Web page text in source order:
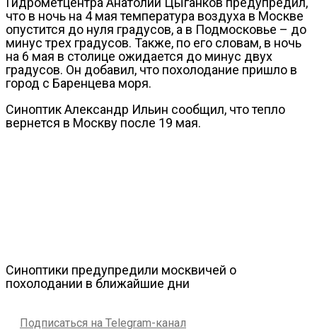
что в ночь на 4 мая температура воздуха в Москве
опустится до нуля градусов, а в Подмосковье – до
минус трех градусов. Также, по его словам, в ночь
на 6 мая в столице ожидается до минус двух
градусов. Он добавил, что похолодание пришло в
город с Баренцева моря.
Синоптик Александр Ильин сообщил, что тепло
вернется в Москву после 19 мая.
Синоптики предупредили москвичей о
похолодании в ближайшие дни
Подписаться на Telegram-канал